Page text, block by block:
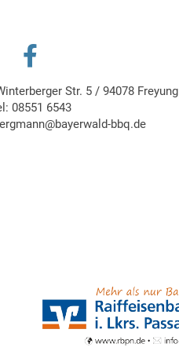
Str. 5/ 94078 Freyung
08551 6543
bbq.de